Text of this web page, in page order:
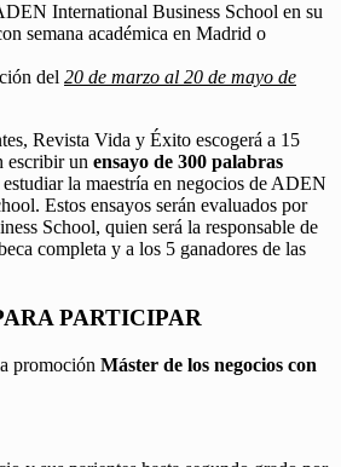
International Business School en su
semana académica en Madrid o
del 20 de marzo al 20 de mayo de
Revista Vida y Éxito escogerá a 15
escribir un ensayo de 300 palabras
la maestría en negocios de ADEN
Estos ensayos serán evaluados por
School, quien será la responsable de
completa y a los 5 ganadores de las
PARTICIPAR
promoción Máster de los negocios con